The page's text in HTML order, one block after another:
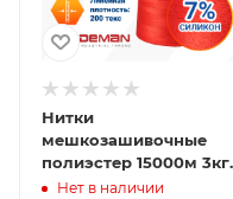
Нитки
мешкозашивочные
полиэстер 15000м 3кг
200текс, красный
Нет в наличии